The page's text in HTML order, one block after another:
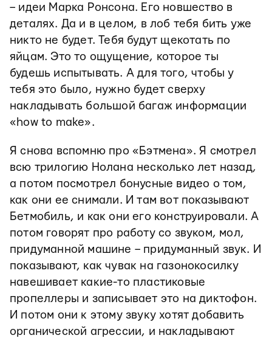
– идеи Марка Ронсона. Его новшество в
деталях. Да и в целом, в лоб тебя бить уже
никто не будет. Тебя будут щекотать по
яйцам. Это то ощущение, которое ты
будешь испытывать. А для того, чтобы у
тебя это было, нужно будет сверху
накладывать большой багаж информации
«how to make».
Я снова вспомню про «Бэтмена». Я смотрел
всю трилогию Нолана несколько лет назад,
а потом посмотрел бонусные видео о том,
как они ее снимали. И там вот показывают
Бетмобиль, и как они его конструировали. А
потом говорят про работу со звуком, мол,
придуманной машине – придуманный звук. И
показывают, как чувак на газонокосилку
навешивает какие-то пластиковые
пропеллеры и записывает это на диктофон.
И потом они к этому звуку хотят добавить
органической агрессии, и накладывают